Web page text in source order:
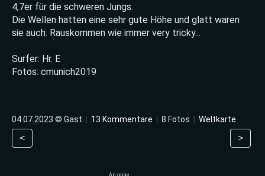
4,7er für die schweren Jungs.
Die Wellen hatten eine sehr gute Höhe und glatt waren
sie auch. Rauskommen wie immer very tricky...
Surfer: Hr. E
Fotos: cmunich2019
04.07.2023 © Gast 13 Kommentare 8 Fotos Weltkarte
< >